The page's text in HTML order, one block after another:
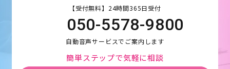
【受付無料】24時間365日受付
050-5578-9800
自動音声サービスでご案内します
簡単ステップで気軽に相談